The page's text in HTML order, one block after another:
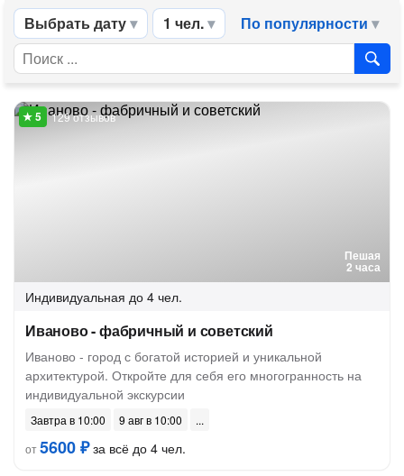
Выбрать дату 1 чел. По популярности
Пешая
2 часа
129 отзывов
Индивидуальная до 4 чел.
Иваново - фабричный и советский
Иваново - город с богатой историей и уникальной
архитектурой. Откройте для себя его многогранность на
индивидуальной экскурсии
Завтра в 10:00
9 авг в 10:00
от5600 ₽за всё до 4 чел.